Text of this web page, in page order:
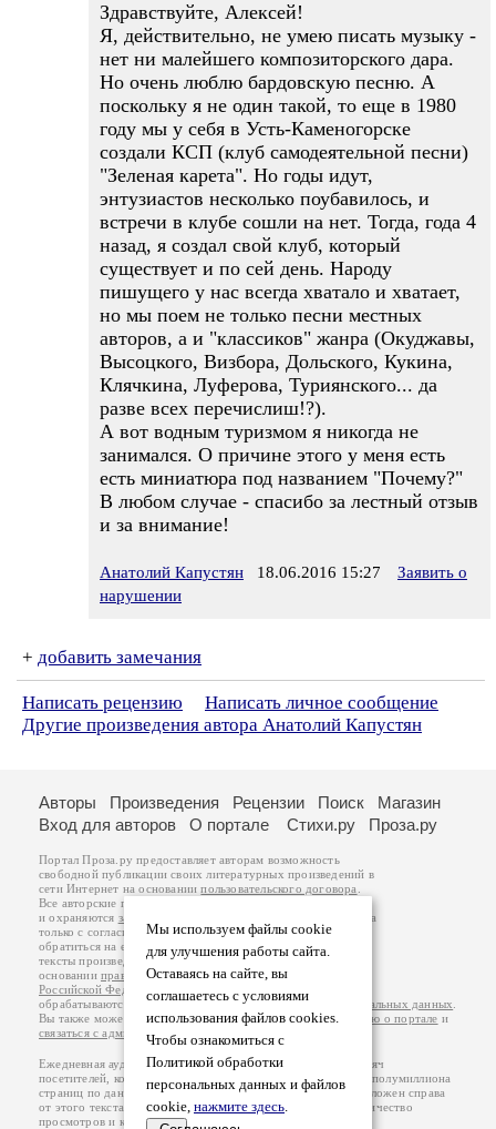
Здравствуйте, Алексей!
Я, действительно, не умею писать музыку -
нет ни малейшего композиторского дара.
Но очень люблю бардовскую песню. А
поскольку я не один такой, то еще в 1980
году мы у себя в Усть-Каменогорске
создали КСП (клуб самодеятельной песни)
"Зеленая карета". Но годы идут,
энтузиастов несколько поубавилось, и
встречи в клубе сошли на нет. Тогда, года 4
назад, я создал свой клуб, который
существует и по сей день. Народу
пишущего у нас всегда хватало и хватает,
но мы поем не только песни местных
авторов, а и "классиков" жанра (Окуджавы,
Высоцкого, Визбора, Дольского, Кукина,
Клячкина, Луферова, Туриянского... да
разве всех перечислиш!?).
А вот водным туризмом я никогда не
занимался. О причине этого у меня есть
есть миниатюра под названием "Почему?"
В любом случае - спасибо за лестный отзыв
и за внимание!
Анатолий Капустян 18.06.2016 15:27
Заявить о
нарушении
+ добавить замечания
Написать рецензию
Написать личное сообщение
Другие произведения автора Анатолий Капустян
Мы используем файлы cookie
для улучшения работы сайта.
Оставаясь на сайте, вы
соглашаетесь с условиями
использования файлов cookies.
Чтобы ознакомиться с
Политикой обработки
персональных данных и файлов
cookie, нажмите здесь.
Авторы Произведения Рецензии Поиск
Магазин
Вход для авторов
О портале Стихи.ру Проза.ру
Портал Проза.ру предоставляет авторам возможность
свободной публикации своих литературных произведений в
сети Интернет на основаниипользовательского договора
Все авторские права на произведения принадлежат авторам
и охраняются законом
. Перепечатка произведений возможна
только с согласия его автора, к которому вы можете
обратиться на его авторской странице. Ответственность за
тексты произведений авторы несут самостоятельно на
основанииправил публикацииизаконодательства
Российской Федерации
обрабатываются на основанииПолитики обработки персональных данных
Вы также можете посмотреть более подробнуюинформацию о портале и
связаться с администрацией
Ежедневная аудитория портала Проза.ру – порядка 100 тысяч
посетителей, которые в общей сумме просматривают более полумиллиона
страниц по данным счетчика посещаемости, который расположен справа
от этого текста. В каждой графе указано по две цифры: количество
просмотров и количество посетителей.